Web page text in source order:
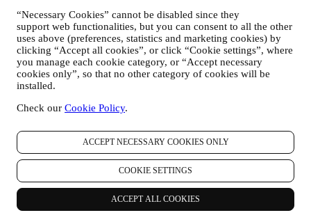
“Necessary Cookies” cannot be disabled since they
support web functionalities, but you can consent to all the other
uses above (preferences, statistics and marketing cookies) by
clicking “Accept all cookies”, or click “Cookie settings”, where
you manage each cookie category, or “Accept necessary
cookies only”, so that no other category of cookies will be
installed.
Check our Cookie Policy.
ACCEPT NECESSARY COOKIES ONLY
COOKIE SETTINGS
ACCEPT ALL COOKIES
opplysningene.
dine tilbakemeldinger, forespørsler, klager, spørsmål eller
samhandlinger med oss (for eksempel dine meldinger, chats,
innlegg på sosiale medier, e-poster eller telefonsamtaler).
Personopplysningene som samles inn fra deg når du bruker
nettstedet eller ellers oppgir personlig identifiserende opplysninger er
dermed beskyttet og personvernrettighetene dine blir forklart i punkt
2. Hvem samler inn dine opplysninger?
Den dataansvarlige for de e-handelstjenester som tilbys gjennom
nettstedet er Le Creuset Scandinavia, Taastrup Hovedgade 12, 2630
Hvis du bestemmer deg for å motta markedsføring fra oss, vil du bli
en del av Le Creuset-konsernets forbrukerdatabase som forvaltes,
som felles dataansvarlig, av Le Creuset Creuset Scandinavia og Le